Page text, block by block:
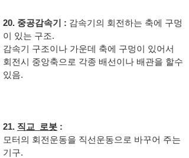
20. 중공감속기 : 감속기의 회전하는 축에 구멍
이 있는 구조.
감속기 구조이나 가운데 축에 구멍이 있어서
회전시 중앙축으로 각종 배선이나 배관을 할수
있음.
21. 직교 로봇 :
모터의 회전운동을 직선운동으로 바꾸어 주는
기구.